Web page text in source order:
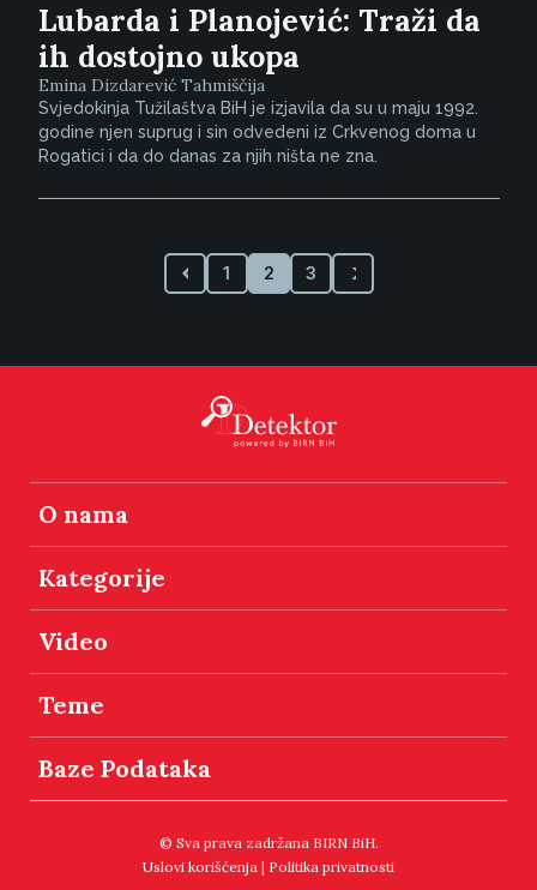
Lubarda i Planojević: Traži da
ih dostojno ukopa
Emina Dizdarević Tahmiščija
Svjedokinja Tužilaštva BiH je izjavila da su u maju 1992.
godine njen suprug i sin odvedeni iz Crkvenog doma u
Rogatici i da do danas za njih ništa ne zna.
1 2 3
O nama
Kategorije
Video
Teme
Baze Podataka
© Sva prava zadržana BIRN BiH.
Uslovi korišćenja | Politika privatnosti